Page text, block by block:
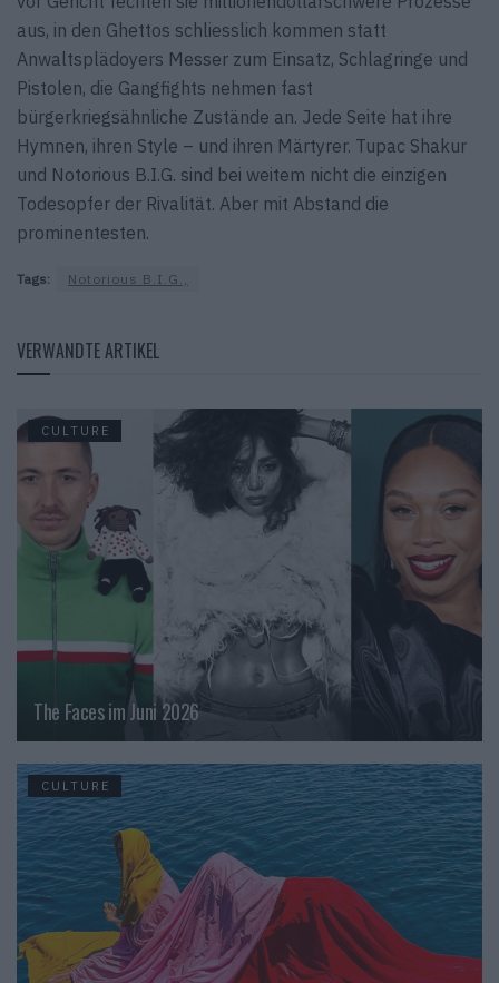
aus, in den Ghettos schliesslich kommen statt
Anwaltsplädoyers Messer zum Einsatz, Schlagringe und
Pistolen, die Gangfights nehmen fast
bürgerkriegsähnliche Zustände an. Jede Seite hat ihre
Hymnen, ihren Style – und ihren Märtyrer. Tupac Shakur
und Notorious B.I.G. sind bei weitem nicht die einzigen
Todesopfer der Rivalität. Aber mit Abstand die
prominentesten.
Tags: Notorious B.I.G.,
VERWANDTE ARTIKEL
CULTURE
The Faces im Juni 2026
CULTURE